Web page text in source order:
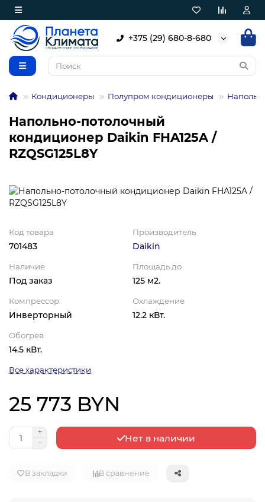
+375 (29) 680-8-680
Кондиционеры Полупром кондиционеры
Напольно-потолочный
кондиционер Daikin FHA125A /
RZQSG125L8Y
Код товара
701483
Производитель
Daikin
Наличие
Под заказ
Площадь до
125 м2.
Компрессор
Инверторный
Охлаждение
12.2 кВт.
Обогрев
14.5 кВт.
Все характеристики
25 773 BYN
Нет в наличии
В закладки В сравнение